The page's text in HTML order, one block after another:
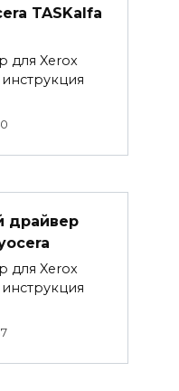
TASKalfa
для Xerox
драйвер
для Xerox